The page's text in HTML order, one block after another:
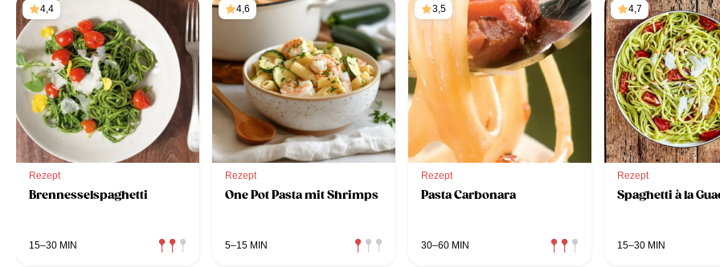
4,4
Rezept
Brennesselspaghetti
15–30 MIN
4,6
Rezept
One Pot Pasta mit Shrimps
5–15 MIN
3,5
Rezept
Pasta Carbonara
30–60 MIN
4,7
Rezept
Spaghetti à la
15–30 MIN